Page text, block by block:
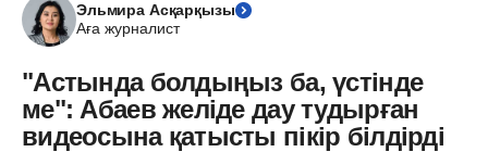
Эльмира Асқарқызы
Аға журналист
"Астында болдыңыз ба, үстінде
ме": Абаев желіде дау тудырған
видеосына қатысты пікір білдірді